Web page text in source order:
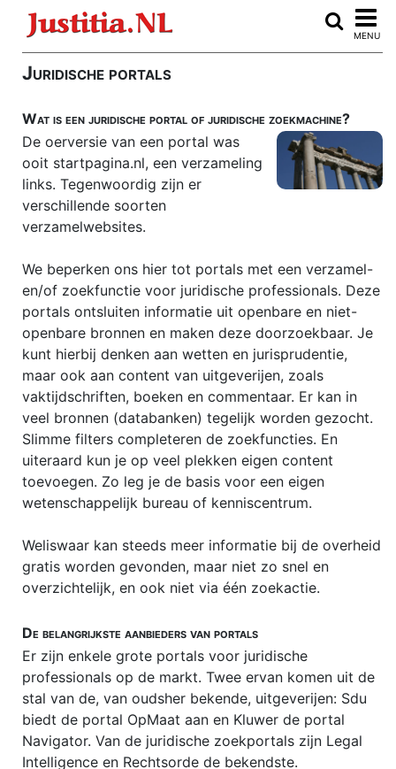
Home
Advocaten vergelijken
Auteursrecht
Burenrecht
CLOUDRECHT
Consumentenkoop
Echtscheiding
E-discovery
Erfrecht
FAILLISSEMENT
Flex-BV
Gratie
HUURRECHT
Juridische modellen
Juridische opleidingen
Juridische vacatures
Letselschade
Meineed
Merkenrecht
MENU
Juridische portals
Wat is een juridische portal of juridische zoekmachine?
De oerversie van een portal was
ooit startpagina.nl, een verzameling
links. Tegenwoordig zijn er
verschillende soorten
verzamelwebsites.
We beperken ons hier tot portals met een verzamel-
en/of zoekfunctie voor juridische professionals. Deze
portals ontsluiten informatie uit openbare en niet-
openbare bronnen en maken deze doorzoekbaar. Je
kunt hierbij denken aan wetten en jurisprudentie,
maar ook aan content van uitgeverijen, zoals
vaktijdschriften, boeken en commentaar. Er kan in
veel bronnen (databanken) tegelijk worden gezocht.
Slimme filters completeren de zoekfuncties. En
uiteraard kun je op veel plekken eigen content
toevoegen. Zo leg je de basis voor een eigen
wetenschappelijk bureau of kenniscentrum.
Weliswaar kan steeds meer informatie bij de overheid
gratis worden gevonden, maar niet zo snel en
overzichtelijk, en ook niet via één zoekactie.
De belangrijkste aanbieders van portals
Er zijn enkele grote portals voor juridische
professionals op de markt. Twee ervan komen uit de
stal van de, van oudsher bekende, uitgeverijen: Sdu
biedt de portal OpMaat aan en Kluwer de portal
Navigator. Van de juridische zoekportals zijn Legal
Intelligence en Rechtsorde de bekendste.